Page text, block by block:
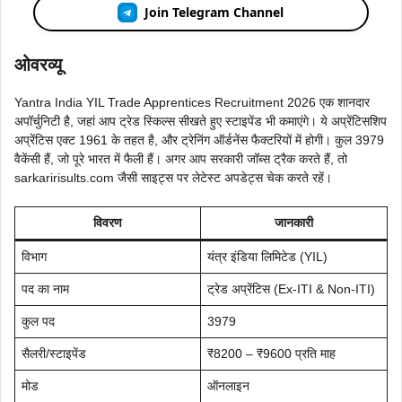
Join Telegram Channel
ओवरव्यू
Yantra India YIL Trade Apprentices Recruitment 2026 एक शानदार
अपॉर्चुनिटी है, जहां आप ट्रेड स्किल्स सीखते हुए स्टाइपेंड भी कमाएंगे। ये अप्रेंटिसशिप
अप्रेंटिस एक्ट 1961 के तहत है, और ट्रेनिंग ऑर्डनेंस फैक्टरियों में होगी। कुल 3979
वैकेंसी हैं, जो पूरे भारत में फैली हैं। अगर आप सरकारी जॉब्स ट्रैक करते हैं, तो
sarkaririsults.com जैसी साइट्स पर लेटेस्ट अपडेट्स चेक करते रहें।
विवरण जानकारी
विभाग यंत्र इंडिया लिमिटेड (YIL)
पद का नाम ट्रेड अप्रेंटिस (Ex-ITI & Non-ITI)
कुल पद 3979
सैलरी/स्टाइपेंड ₹8200 – ₹9600 प्रति माह
मोड ऑनलाइन